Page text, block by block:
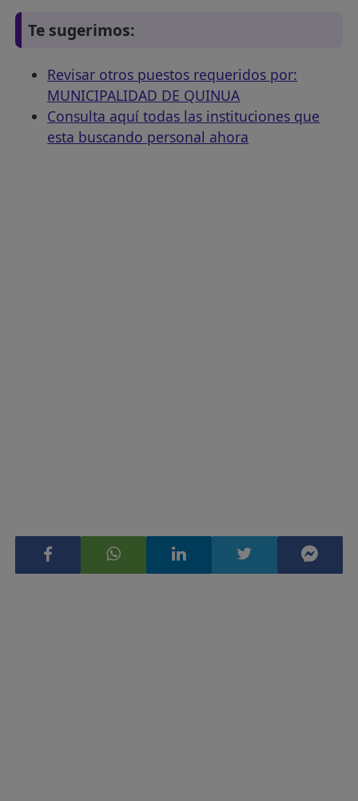
Te sugerimos:
Revisar otros puestos requeridos por:
MUNICIPALIDAD DE QUINUA
Consulta aquí todas las instituciones que
esta buscando personal ahora